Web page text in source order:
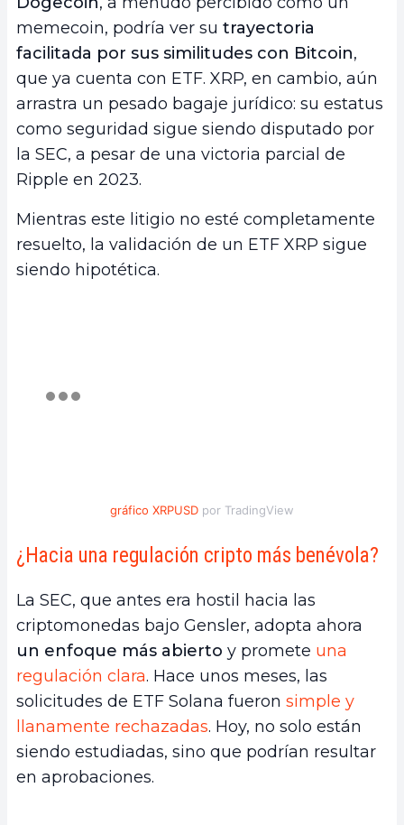
memecoin, podría ver su trayectoria
facilitada por sus similitudes con Bitcoin,
que ya cuenta con ETF. XRP, en cambio, aún
arrastra un pesado bagaje jurídico: su estatus
como seguridad sigue siendo disputado por
la SEC, a pesar de una victoria parcial de
Ripple en 2023.
Mientras este litigio no esté completamente
resuelto, la validación de un ETF XRP sigue
siendo hipotética.
gráfico XRPUSD por TradingView
¿Hacia una regulación cripto más benévola?
La SEC, que antes era hostil hacia las
criptomonedas bajo Gensler, adopta ahora
un enfoque más abierto y promete una
regulación clara. Hace unos meses, las
solicitudes de ETF Solana fueron simple y
llanamente rechazadas. Hoy, no solo están
siendo estudiadas, sino que podrían resultar
en aprobaciones.